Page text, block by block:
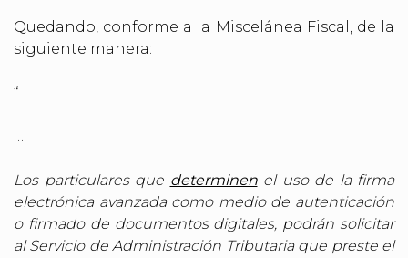
Quedando, conforme a la Miscelánea Fiscal, de la
siguiente manera:
“
…
Los particulares que determinenel uso de la firma
electrónica avanzada como medio de autenticación
o firmado de documentos digitales, podrán solicitar
al Servicio de Administración Tributaria que preste el